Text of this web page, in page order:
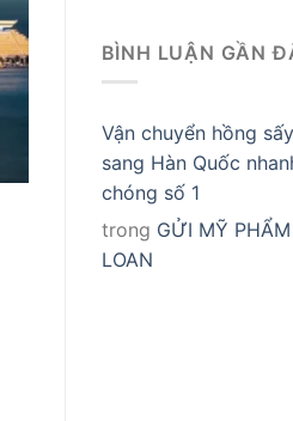
BÌNH LUẬN GẦN
Vận chuyển hồng
sang Hàn Quốc
chóng số 1
trong GỬI MỸ
LOAN